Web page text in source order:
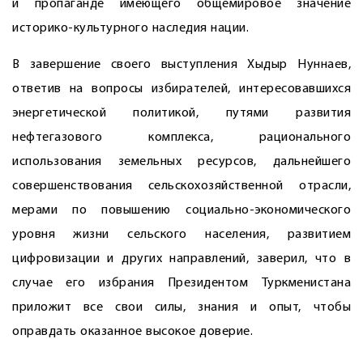
и пропаганде имеющего общемировое значение
историко-культурного наследия нации.
В завершение своего выступления Хыдыр Нуннаев,
ответив на вопросы избирателей, интересовавшихся
энергетической политикой, путями развития
нефтегазового комплекса, рационального
использования земельных ресурсов, дальнейшего
совершенствования сельскохозяйственной отрасли,
мерами по повышению социально-экономического
уровня жизни сельского населения, развитием
цифровизации и других направлений, заверил, что в
случае его избрания Президентом Туркменистана
приложит все свои силы, знания и опыт, чтобы
оправдать оказанное высокое доверие.